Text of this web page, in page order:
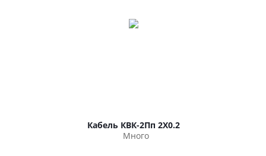
Кабель КВК-2Пп 2Х0.2
Много